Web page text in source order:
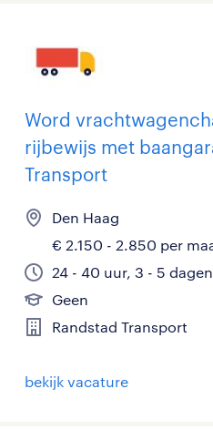
Word
rijbewijs met
Transport
Den Haag
€ 2.150 - 2.850 per
24 - 40 uur, 3 - 5 dagen
Geen
Randstad Transport
bekijk vacature